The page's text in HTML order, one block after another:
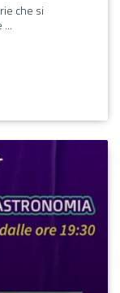
che si